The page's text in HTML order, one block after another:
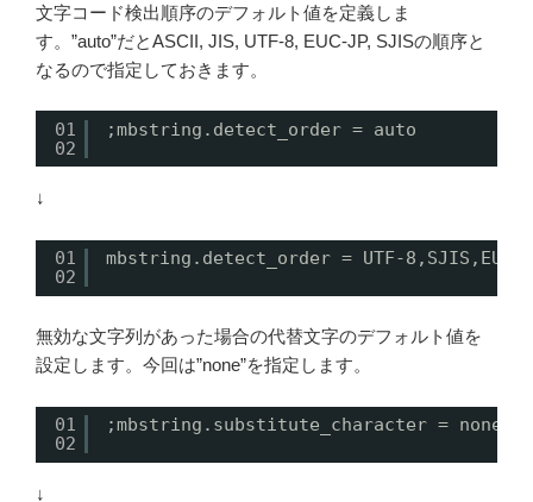
文字コード検出順序のデフォルト値を定義しま
す。”auto”だとASCII, JIS, UTF-8, EUC-JP, SJISの順序と
なるので指定しておきます。
01
02
;mbstring.detect_order = auto
↓
01
02
mbstring.detect_order = UTF-8,SJIS,EUC-
無効な文字列があった場合の代替文字のデフォルト値を
設定します。今回は”none”を指定します。
01
02
;mbstring.substitute_character = none;
↓